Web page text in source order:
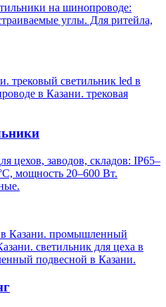
на шинопроводе:
углы. Для ритейла,
трековый светильник led в
в Казани. трековая
цехов, заводов, складов: IP65–
мощность 20–600 Вт.
Казани. промышленный
светильник для цеха в
подвесной в Казани.